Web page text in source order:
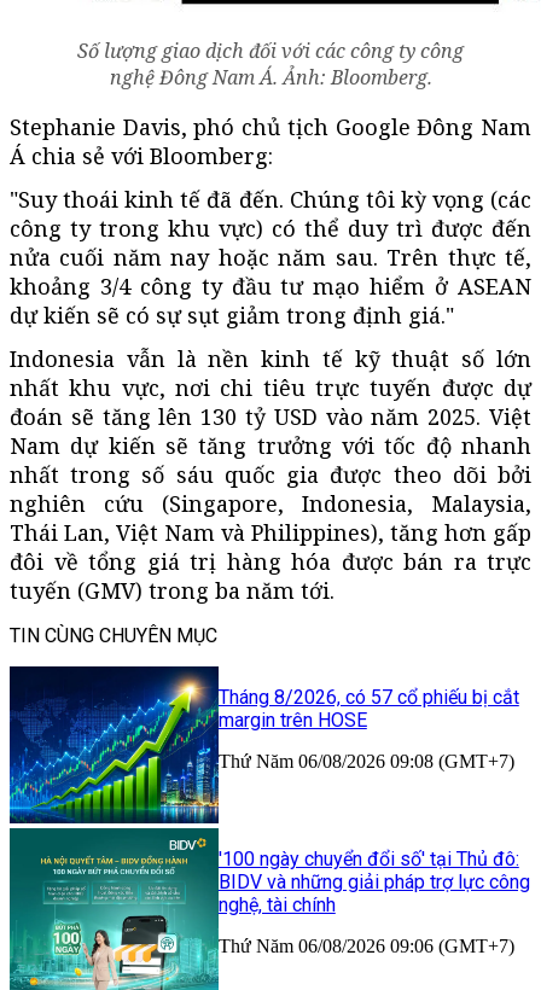
Số lượng giao dịch đối với các công ty công
nghệ Đông Nam Á. Ảnh: Bloomberg.
Stephanie Davis, phó chủ tịch Google Đông Nam
Á chia sẻ với Bloomberg:
"Suy thoái kinh tế đã đến. Chúng tôi kỳ vọng (các
công ty trong khu vực) có thể duy trì được đến
nửa cuối năm nay hoặc năm sau. Trên thực tế,
khoảng 3/4 công ty đầu tư mạo hiểm ở ASEAN
dự kiến sẽ có sự sụt giảm trong định giá."
Indonesia vẫn là nền kinh tế kỹ thuật số lớn
nhất khu vực, nơi chi tiêu trực tuyến được dự
đoán sẽ tăng lên 130 tỷ USD vào năm 2025. Việt
Nam dự kiến ​​sẽ tăng trưởng với tốc độ nhanh
nhất trong số sáu quốc gia được theo dõi bởi
nghiên cứu (Singapore, Indonesia, Malaysia,
Thái Lan, Việt Nam và Philippines), tăng hơn gấp
đôi về tổng giá trị hàng hóa được bán ra trực
tuyến (GMV) trong ba năm tới.
TIN CÙNG CHUYÊN MỤC
Tháng 8/2026, có 57 cổ phiếu bị cắt
margin trên HOSE
Thứ Năm 06/08/2026 09:08 (GMT+7)
'100 ngày chuyển đổi số' tại Thủ đô:
BIDV và những giải pháp trợ lực công
nghệ, tài chính
Thứ Năm 06/08/2026 09:06 (GMT+7)